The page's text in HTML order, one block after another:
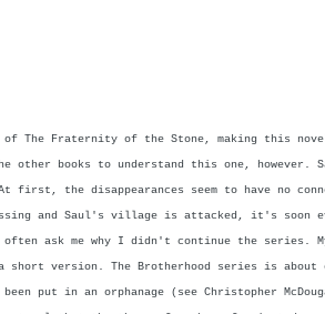
of The Fraternity of the Stone, making this
books to understand this one, however.
first, the disappearances seem to have no
and Saul's village is attacked, it's soon
ask me why I didn't continue the series.
version. The Brotherhood series is about
put in an orphanage (see Christopher